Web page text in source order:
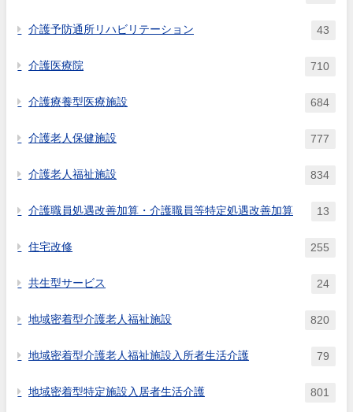
介護予防通所リハビリテーション 43
介護医療院 710
介護療養型医療施設 684
介護老人保健施設 777
介護老人福祉施設 834
介護職員処遇改善加算・介護職員等特定処遇改善加算 13
住宅改修 255
共生型サービス 24
地域密着型介護老人福祉施設 820
地域密着型介護老人福祉施設入所者生活介護 79
地域密着型特定施設入居者生活介護 801